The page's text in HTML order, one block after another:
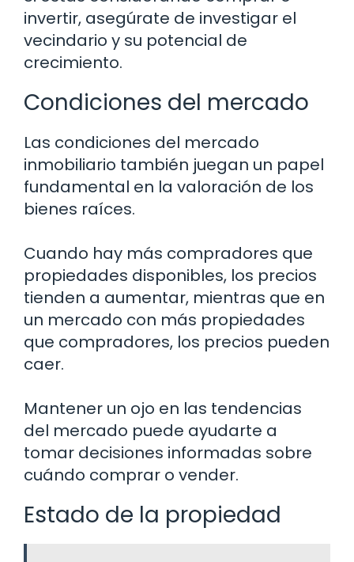
invertir, asegúrate de investigar el
vecindario y su potencial de
crecimiento.
Condiciones del mercado
Las condiciones del mercado
inmobiliario también juegan un papel
fundamental en la valoración de los
bienes raíces.
Cuando hay más compradores que
propiedades disponibles, los precios
tienden a aumentar, mientras que en
un mercado con más propiedades
que compradores, los precios pueden
caer.
Mantener un ojo en las tendencias
del mercado puede ayudarte a
tomar decisiones informadas sobre
cuándo comprar o vender.
Estado de la propiedad